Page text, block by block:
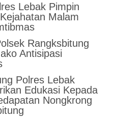
Lebak Pimpin
Malam
Rangksbitung
Antisipasi
Polres Lebak
Edukasi Kepada
Nongkrong